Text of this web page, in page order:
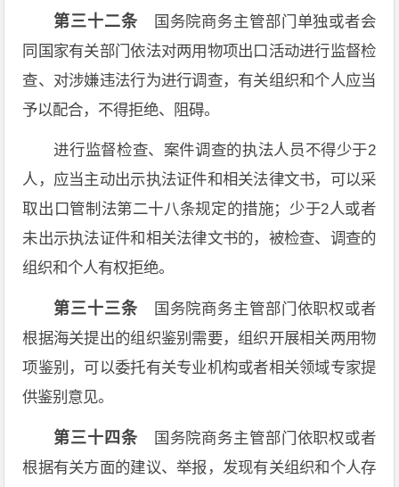
第三十二条 国务院商务主管部门单独或者会
同国家有关部门依法对两用物项出口活动进行监督检
查、对涉嫌违法行为进行调查，有关组织和个人应当
予以配合，不得拒绝、阻碍。
进行监督检查、案件调查的执法人员不得少于2
人，应当主动出示执法证件和相关法律文书，可以采
取出口管制法第二十八条规定的措施；少于2人或者
未出示执法证件和相关法律文书的，被检查、调查的
组织和个人有权拒绝。
第三十三条 国务院商务主管部门依职权或者
根据海关提出的组织鉴别需要，组织开展相关两用物
项鉴别，可以委托有关专业机构或者相关领域专家提
供鉴别意见。
第三十四条 国务院商务主管部门依职权或者
根据有关方面的建议、举报，发现有关组织和个人存